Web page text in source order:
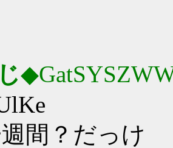
間？だっけ